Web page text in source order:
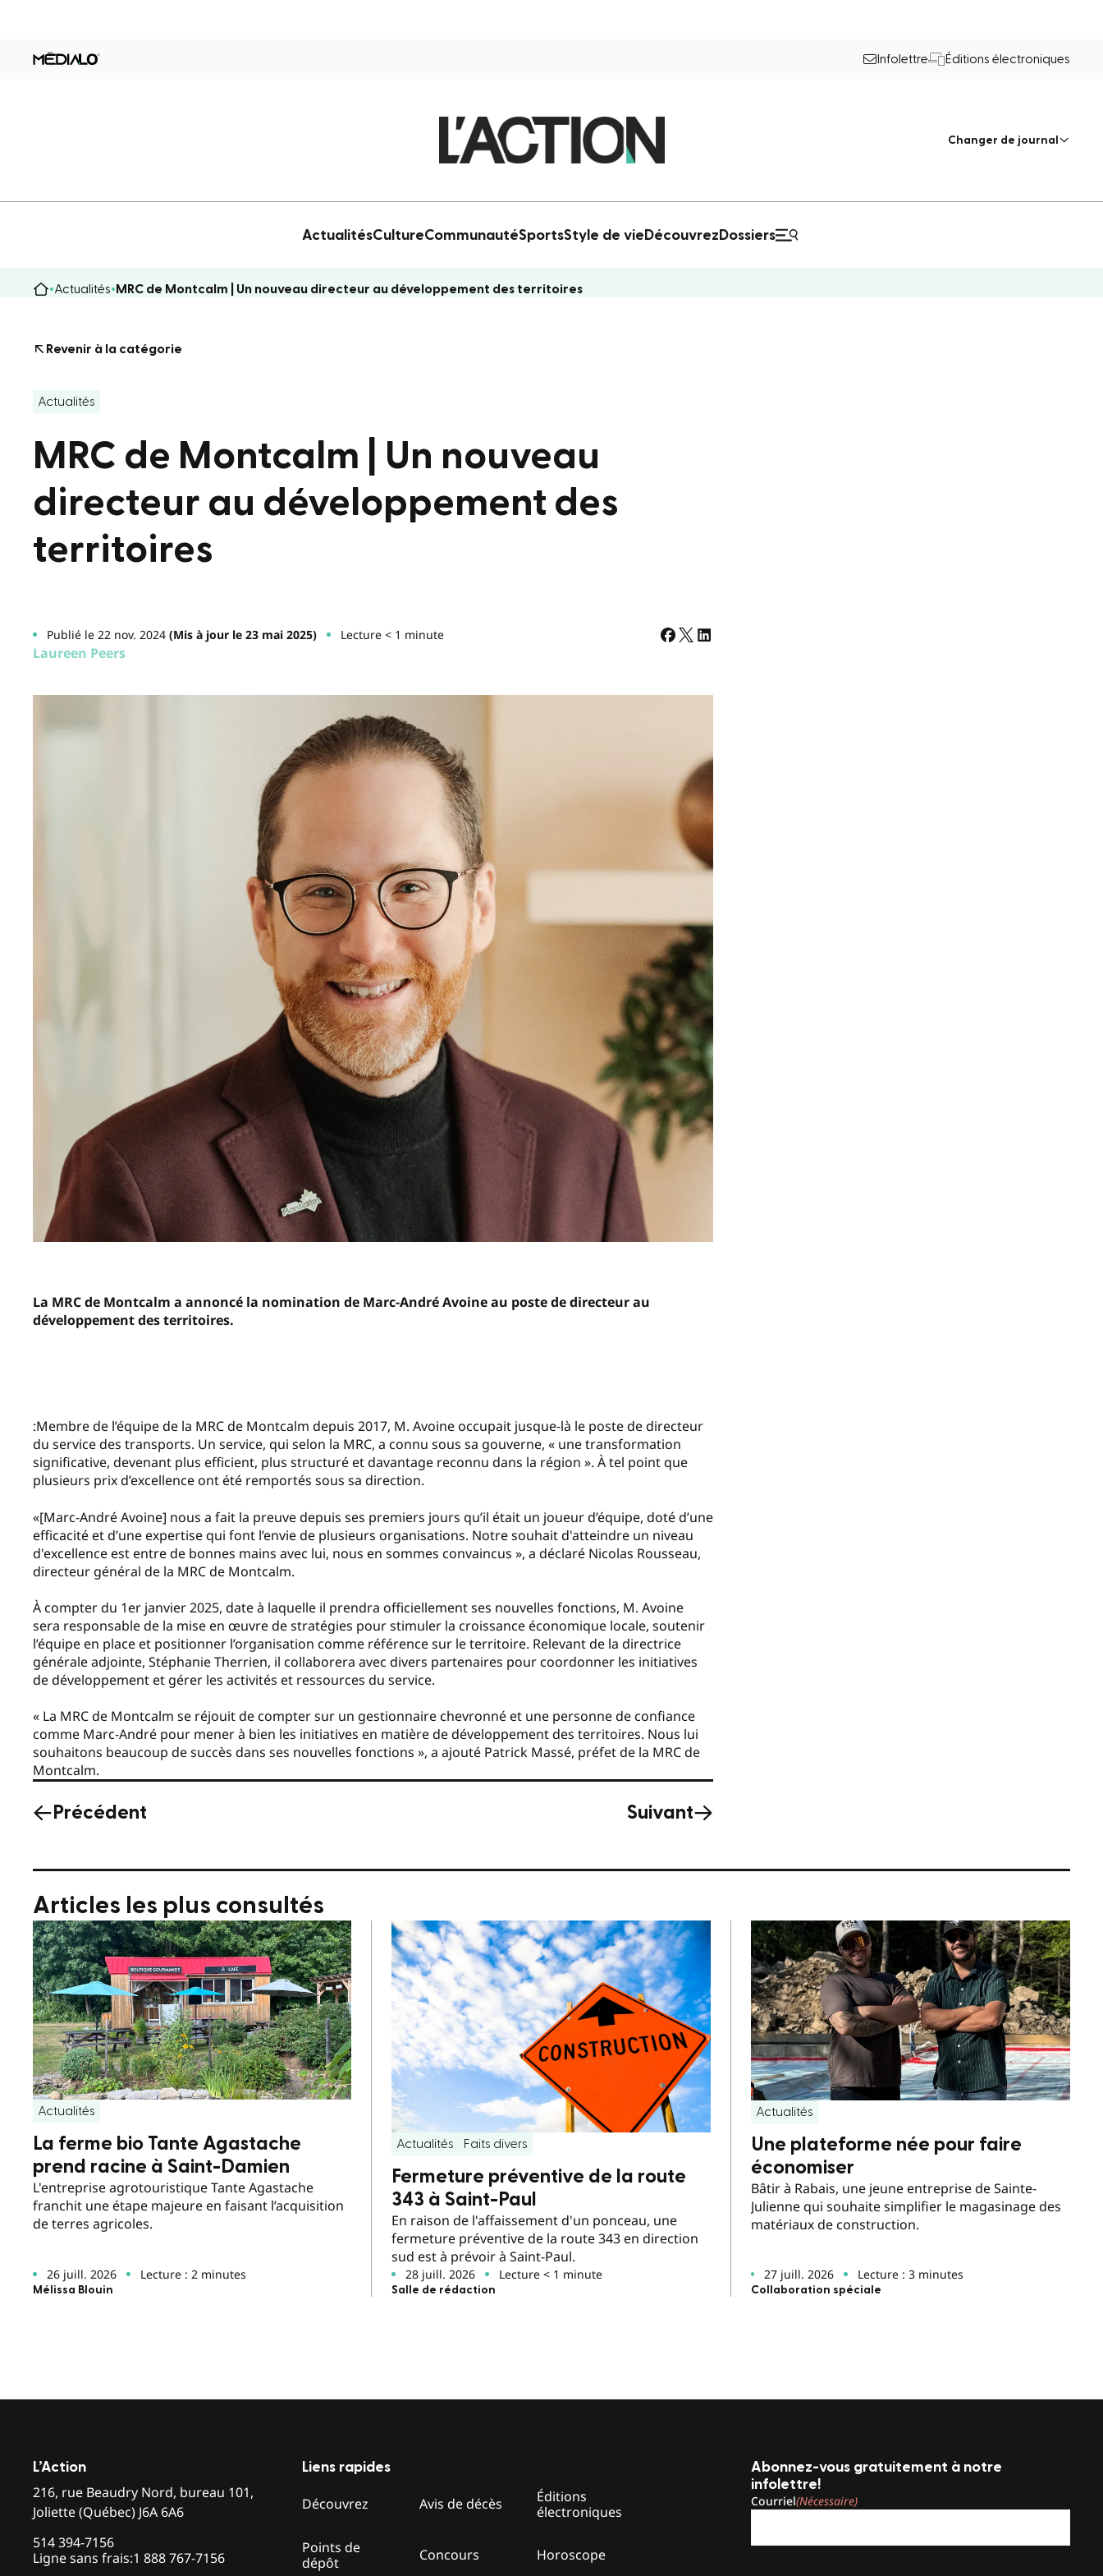
Infolettre Éditions électroniques
Changer de journal
ActualitésCultureCommunautéSportsStyle de vie Découvrez Dossiers
Actualités MRC de Montcalm | Un nouveau directeur au développement des territoires
Revenir à la catégorie
Actualités
MRC de Montcalm | Un nouveau
directeur au développement des
territoires
Publié le 22 nov. 2024(Mis à jour le 23 mai 2025) Lecture < 1 minute
Laureen Peers
La MRC de Montcalm a annoncé la nomination de Marc-André Avoine au poste de directeur au
développement des territoires.
:Membre de l’équipe de la MRC de Montcalm depuis 2017, M. Avoine occupait jusque-là le poste de directeur
du service des transports. Un service, qui selon la MRC, a connu sous sa gouverne, « une transformation
significative, devenant plus efficient, plus structuré et davantage reconnu dans la région ». À tel point que
plusieurs prix d’excellence ont été remportés sous sa direction.
«[Marc-André Avoine] nous a fait la preuve depuis ses premiers jours qu’il était un joueur d’équipe, doté d’une
efficacité et d’une expertise qui font l’envie de plusieurs organisations. Notre souhait d'atteindre un niveau
d'excellence est entre de bonnes mains avec lui, nous en sommes convaincus », a déclaré Nicolas Rousseau,
directeur général de la MRC de Montcalm.
À compter du 1er janvier 2025, date à laquelle il prendra officiellement ses nouvelles fonctions, M. Avoine
sera responsable de la mise en œuvre de stratégies pour stimuler la croissance économique locale, soutenir
l’équipe en place et positionner l’organisation comme référence sur le territoire. Relevant de la directrice
générale adjointe, Stéphanie Therrien, il collaborera avec divers partenaires pour coordonner les initiatives
de développement et gérer les activités et ressources du service.
« La MRC de Montcalm se réjouit de compter sur un gestionnaire chevronné et une personne de confiance
comme Marc-André pour mener à bien les initiatives en matière de développement des territoires. Nous lui
souhaitons beaucoup de succès dans ses nouvelles fonctions », a ajouté Patrick Massé, préfet de la MRC de
Montcalm.
Précédent Suivant
Articles les plus consultés
Actualités
La ferme bio Tante Agastache
prend racine à Saint-Damien
L'entreprise agrotouristique Tante Agastache
franchit une étape majeure en faisant l’acquisition
de terres agricoles.
26 juill. 2026 Lecture : 2 minutes
Mélissa Blouin
Actualités Faits divers
Fermeture préventive de la route
343 à Saint-Paul
En raison de l'affaissement d'un ponceau, une
fermeture préventive de la route 343 en direction
sud est à prévoir à Saint-Paul.
28 juill. 2026 Lecture < 1 minute
Salle de rédaction
Actualités
Une plateforme née pour faire
économiser
Bâtir à Rabais, une jeune entreprise de Sainte-
Julienne qui souhaite simplifier le magasinage des
matériaux de construction.
27 juill. 2026 Lecture : 3 minutes
Collaboration spéciale
L’Action
216, rue Beaudry Nord, bureau 101,
Joliette (Québec) J6A 6A6
514 394-7156
Ligne sans frais:1 888 767-7156
Liens rapides
Découvrez Avis de décès
Éditions
électroniques
Points de
dépôt
Concours Horoscope
Abonnez-vous gratuitement à notre
infolettre!
Courriel(Nécessaire)